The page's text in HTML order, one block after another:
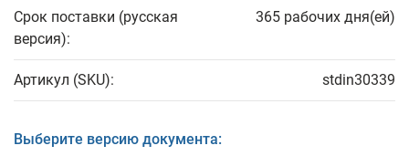
Срок поставки (русская
версия):
365 рабочих дня(ей)
Артикул (SKU): stdin30339
Выберите версию документа: